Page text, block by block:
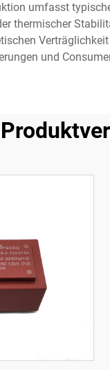
umfasst
thermischer
und